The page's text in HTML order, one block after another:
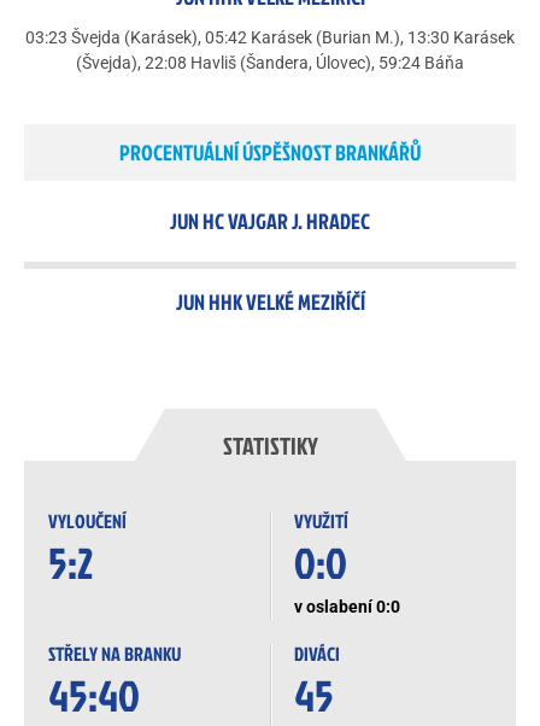
03:23 Švejda (Karásek), 05:42 Karásek (Burian M.), 13:30 Karásek
(Švejda), 22:08 Havliš (Šandera, Úlovec), 59:24 Báňa
PROCENTUÁLNÍ ÚSPĚŠNOST BRANKÁŘŮ
JUN HC VAJGAR J. HRADEC
JUN HHK VELKÉ MEZIŘÍČÍ
STATISTIKY
VYLOUČENÍ
5:2
VYUŽITÍ
0:0
v oslabení 0:0
STŘELY NA BRANKU
45:40
DIVÁCI
45